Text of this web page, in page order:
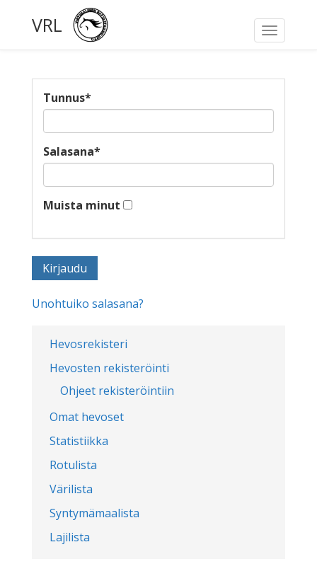
Toggle
VRL
Hevosrekisteri
Hevosten rekisteröinti
Ohjeet rekisteröintiin
Omat hevoset
Statistiikka
Rotulista
Värilista
Syntymämaalista
Lajilista
Tunnus*
Salasana*
Muista minut
Unohtuiko salasana?